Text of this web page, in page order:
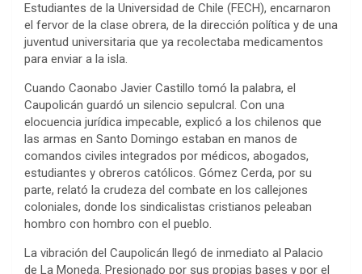
Estudiantes de la Universidad de Chile (FECH), encarnaron
el fervor de la clase obrera, de la dirección política y de una
juventud universitaria que ya recolectaba medicamentos
para enviar a la isla.
Cuando Caonabo Javier Castillo tomó la palabra, el
Caupolicán guardó un silencio sepulcral. Con una
elocuencia jurídica impecable, explicó a los chilenos que
las armas en Santo Domingo estaban en manos de
comandos civiles integrados por médicos, abogados,
estudiantes y obreros católicos. Gómez Cerda, por su
parte, relató la crudeza del combate en los callejones
coloniales, donde los sindicalistas cristianos peleaban
hombro con hombro con el pueblo.
​La vibración del Caupolicán llegó de inmediato al Palacio
de La Moneda. Presionado por sus propias bases y por el